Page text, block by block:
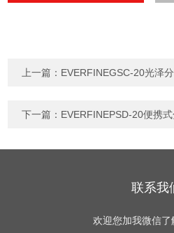
上一篇： EVERFINEGSC-20光泽
下一篇： EVERFINEPSD-20便携
联系我
欢迎您加我微信了